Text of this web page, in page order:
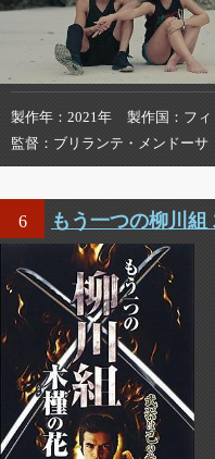
製作年 2021年 製作国 フィ
監督
ブリランテ・メンドーサ
6 もう一つの柳川